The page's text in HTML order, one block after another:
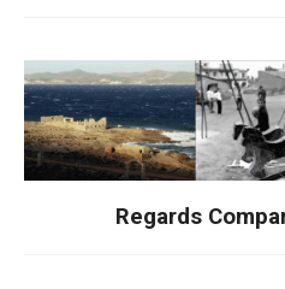
Regards